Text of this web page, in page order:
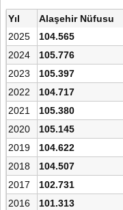
Yıl Alaşehir Nüfusu
2025
104.565
2024
105.776
2023
105.397
2022
104.717
2021
105.380
2020
105.145
2019
104.622
2018
104.507
2017
102.731
2016
101.313